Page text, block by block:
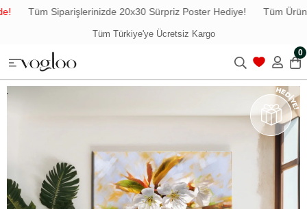
Tüm Siparişlerinizde 20x30 Sürpriz Poster Hediye! Tüm
Tüm Türkiye'ye Ücretsiz Kargo
0